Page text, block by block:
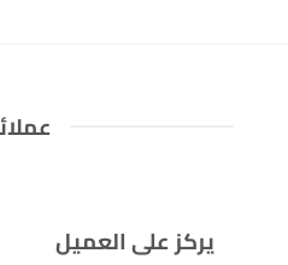
يركز على العميل